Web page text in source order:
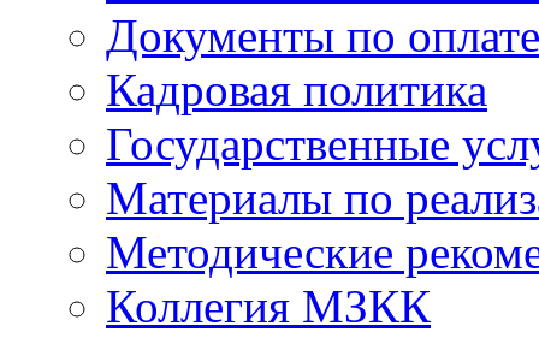
Документы по
Кадровая политика
Государственные
Материалы по
Методические
Коллегия МЗКК